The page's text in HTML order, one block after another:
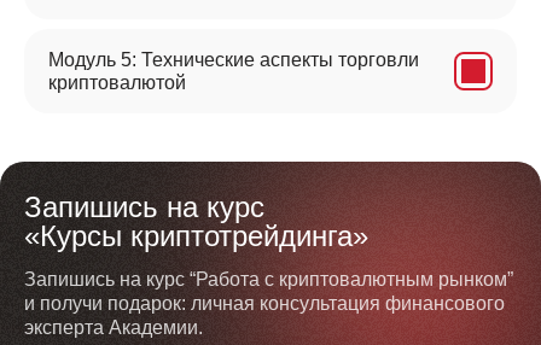
Модуль 5: Технические аспекты торговли
криптовалютой
Запишись на курс
«Курсы криптотрейдинга»
Запишись на курс “Работа с криптовалютным рынком”
и получи подарок: личная консультация финансового
эксперта Академии.